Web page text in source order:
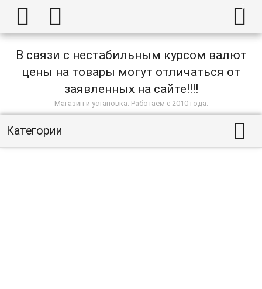
  
В связи с нестабильным курсом валют
цены на товары могут отличаться от
заявленных на сайте!!!!
Магазин и установка. Работаем с 2010 года.
Категории 